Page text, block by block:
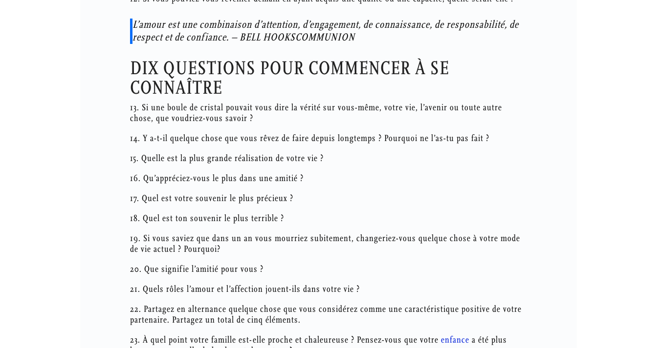
L’amour est une combinaison d’attention, d’engagement, de connaissance, de responsabilité, de
respect et de confiance. – BELL HOOKSCOMMUNION
DIX QUESTIONS POUR COMMENCER À SE
CONNAÎTRE
13. Si une boule de cristal pouvait vous dire la vérité sur vous-même, votre vie, l’avenir ou toute autre
chose, que voudriez-vous savoir ?
14. Y a-t-il quelque chose que vous rêvez de faire depuis longtemps ? Pourquoi ne l’as-tu pas fait ?
15. Quelle est la plus grande réalisation de votre vie ?
16. Qu’appréciez-vous le plus dans une amitié ?
17. Quel est votre souvenir le plus précieux ?
18. Quel est ton souvenir le plus terrible ?
19. Si vous saviez que dans un an vous mourriez subitement, changeriez-vous quelque chose à votre mode
de vie actuel ? Pourquoi?
20. Que signifie l’amitié pour vous ?
21. Quels rôles l’amour et l’affection jouent-ils dans votre vie ?
22. Partagez en alternance quelque chose que vous considérez comme une caractéristique positive de votre
partenaire. Partagez un total de cinq éléments.
23. À quel point votre famille est-elle proche et chaleureuse ? Pensez-vous que votre enfance a été plus